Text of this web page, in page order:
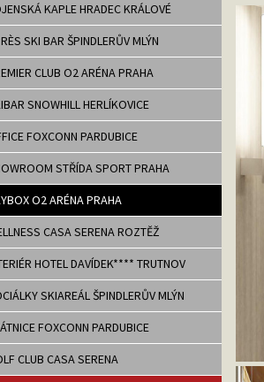
KAPLE HRADEC KRÁLOVÉ
SKI BAR ŠPINDLERŮV MLÝN
CLUB O2 ARÉNA PRAHA
SNOWHILL HERLÍKOVICE
FOXCONN PARDUBICE
STŘÍDA SPORT PRAHA
O2 ARÉNA PRAHA
CASA SERENA ROZTĚŽ
HOTEL DAVÍDEK**** TRUTNOV
SKIAREÁL ŠPINDLERŮV MLÝN
FOXCONN PARDUBICE
CLUB CASA SERENA